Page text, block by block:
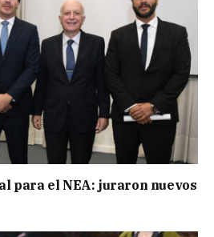
para el NEA: juraron nuevos